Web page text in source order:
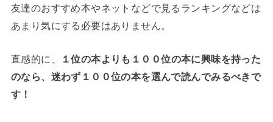
友達のおすすめ本やネットなどで見るランキングなどは
あまり気にする必要はありません。
直感的に、
１位の本よりも１００位の本に興味を持った
のなら、迷わず１００位の本を選んで読んでみるべきで
す！